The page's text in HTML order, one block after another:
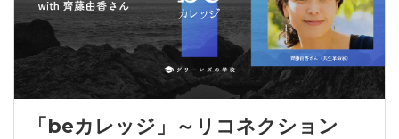
「beカレッジ」～リコネクション